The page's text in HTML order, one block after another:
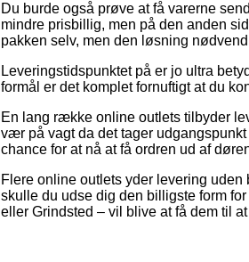
Du burde også prøve at få varerne
mindre prisbillig, men på den anden
pakken selv, men den løsning
Leveringstidspunktet på er jo ultra
formål er det komplet fornuftigt at du
En lang række online outlets tilbyder
vær på vagt da det tager
chance for at nå at få ordren ud af
Flere online outlets yder levering
skulle du udse dig den billigste form
eller Grindsted – vil blive at få dem til